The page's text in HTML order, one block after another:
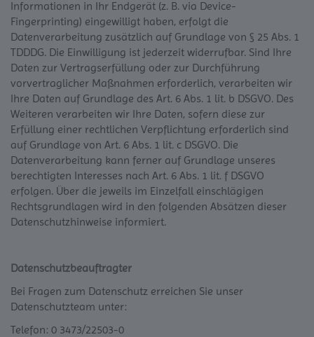
Informationen in Ihr Endgerät (z. B. via Device-
Fingerprinting) eingewilligt haben, erfolgt die
Datenverarbeitung zusätzlich auf Grundlage von § 25 Abs. 1
TDDDG. Die Einwilligung ist jederzeit widerrufbar. Sind Ihre
Daten zur Vertragserfüllung oder zur Durchführung
vorvertraglicher Maßnahmen erforderlich, verarbeiten wir
Ihre Daten auf Grundlage des Art. 6 Abs. 1 lit. b DSGVO. Des
Weiteren verarbeiten wir Ihre Daten, sofern diese zur
Erfüllung einer rechtlichen Verpflichtung erforderlich sind
auf Grundlage von Art. 6 Abs. 1 lit. c DSGVO. Die
Datenverarbeitung kann ferner auf Grundlage unseres
berechtigten Interesses nach Art. 6 Abs. 1 lit. f DSGVO
erfolgen. Über die jeweils im Einzelfall einschlägigen
Rechtsgrundlagen wird in den folgenden Absätzen dieser
Datenschutzhinweise informiert.
Datenschutz­beauftragter
Bei Fragen zum Datenschutz erreichen Sie unser
Datenschutzteam unter:
Telefon: 0 3473/22503-0